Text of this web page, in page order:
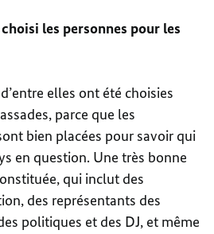
les personnes pour les
elles ont été choisies
parce que les
bien placées pour savoir qui
en question. Une très bonne
qui inclut des
des représentants des
politiques et des DJ, et même